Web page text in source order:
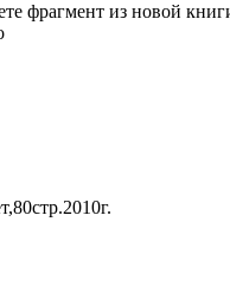
фрагмент из новой